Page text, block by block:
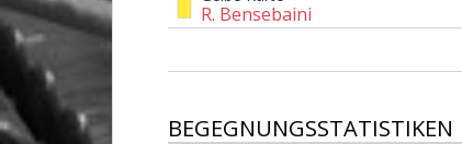
R. Bensebaini
BEGEGNUNGSSTATISTIKEN